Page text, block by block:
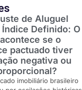
de Aluguel
Índice Definido: O
se o
pactuado tiver
negativa ou
imobiliário brasileiro